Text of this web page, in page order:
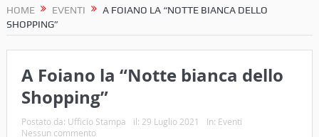
HOME EVENTI
A FOIANO LA “NOTTE BIANCA DELLO
SHOPPING”
A Foiano la “Notte bianca dello
Shopping”
Postato da: Ufficio Stampa il: 29 Luglio 2021 In: Eventi
Nessun commento